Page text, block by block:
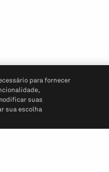
para fornecer
suas
sua escolha